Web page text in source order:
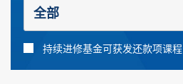
全部
持续进修基金可获发还款项课程